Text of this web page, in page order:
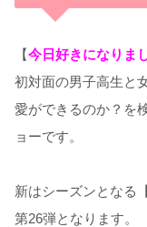
【今日好きになりま
初対面の男子高生と
愛ができるのか？を
ョーです。
新はシーズンとなる
第26弾となります。